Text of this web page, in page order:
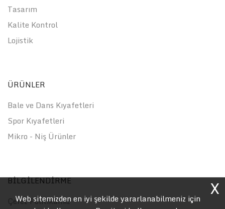
Tasarım
Kalite Kontrol
Lojistik
ÜRÜNLER
Bale ve Dans Kıyafetleri
Spor Kıyafetleri
Mikro - Niş Ürünler
BİLGİLENDİRME
Çerez Politikamız
Web sitemizden en iyi şekilde yararlanabilmeniz için
X